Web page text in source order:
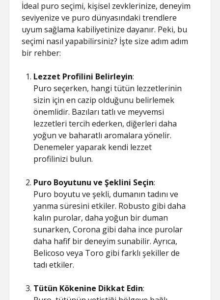
İdeal puro seçimi, kişisel zevklerinize, deneyim
seviyenize ve puro dünyasındaki trendlere
uyum sağlama kabiliyetinize dayanır. Peki, bu
seçimi nasıl yapabilirsiniz? İşte size adım adım
bir rehber:
Lezzet Profilini Belirleyin:
Puro seçerken, hangi tütün lezzetlerinin
sizin için en cazip olduğunu belirlemek
önemlidir. Bazıları tatlı ve meyvemsi
lezzetleri tercih ederken, diğerleri daha
yoğun ve baharatlı aromalara yönelir.
Denemeler yaparak kendi lezzet
profilinizi bulun.
Puro Boyutunu ve Şeklini Seçin:
Puro boyutu ve şekli, dumanın tadını ve
yanma süresini etkiler. Robusto gibi daha
kalın purolar, daha yoğun bir duman
sunarken, Corona gibi daha ince purolar
daha hafif bir deneyim sunabilir. Ayrıca,
Belicoso veya Toro gibi farklı şekiller de
tadı etkiler.
Tütün Kökenine Dikkat Edin: